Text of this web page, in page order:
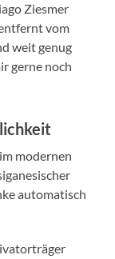
Ziesmer
vom
weit genug
gerne noch
modernen
automatisch